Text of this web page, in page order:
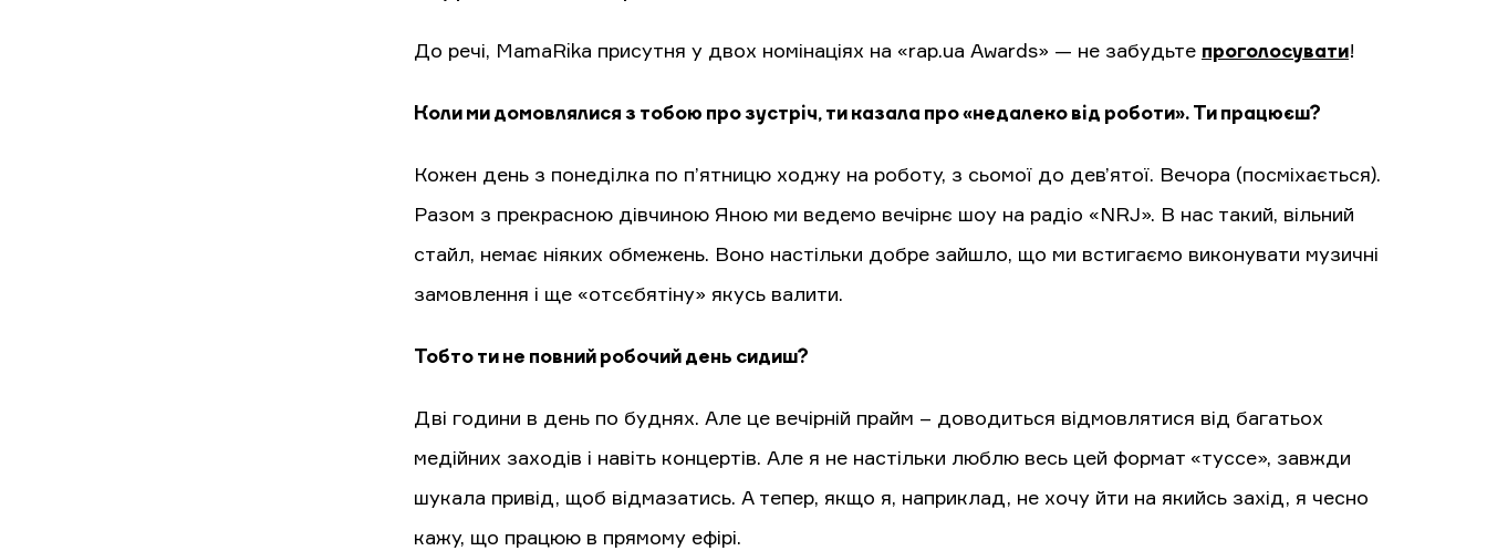
До речі, MamaRika присутня у двох номінаціях на «rap.ua Awards» — не забудьте проголосувати!
Коли ми домовлялися з тобою про зустріч, ти казала про «недалеко від роботи». Ти працюєш?
Кожен день з понеділка по п’ятницю ходжу на роботу, з сьомої до дев’ятої. Вечора (посміхається).
Разом з прекрасною дівчиною Яною ми ведемо вечірнє шоу на радіо «NRJ». В нас такий, вільний
стайл, немає ніяких обмежень. Воно настільки добре зайшло, що ми встигаємо виконувати музичні
замовлення і ще «отсєбятіну» якусь валити.
Тобто ти не повний робочий день сидиш?
Дві години в день по буднях. Але це вечірній прайм – доводиться відмовлятися від багатьох
медійних заходів і навіть концертів. Але я не настільки люблю весь цей формат «туссе», завжди
шукала привід, щоб відмазатись. А тепер, якщо я, наприклад, не хочу йти на якийсь захід, я чесно
кажу, що працюю в прямому ефірі.